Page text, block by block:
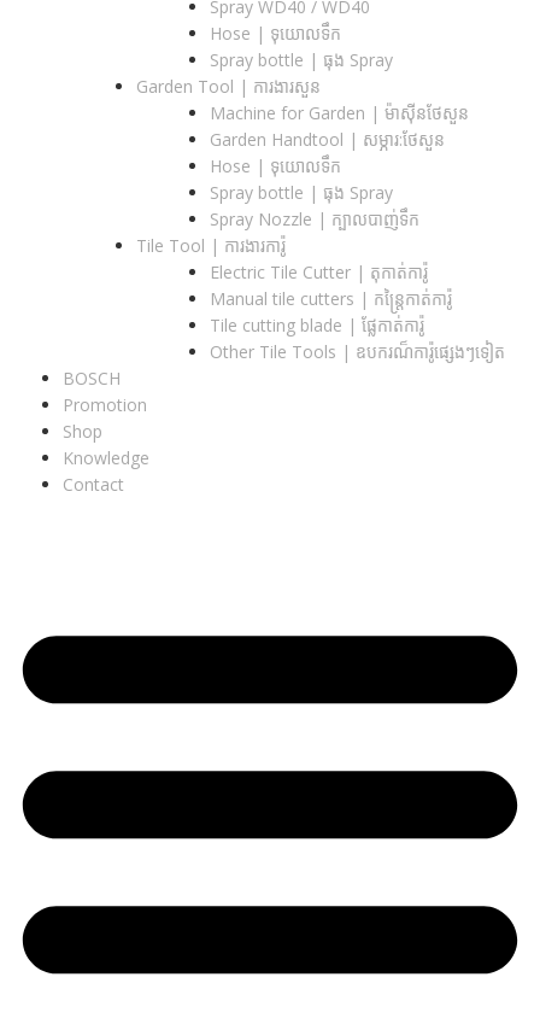
Spray WD40 / WD40
Hose | ទុយោលទឹក
Spray bottle | ធុង Spray
Garden Tool | ការងារសួន
Machine for Garden | ម៉ាស៊ីនថែសួន
Garden Handtool | សម្ភារ:ថែសួន
Hose | ទុយោលទឹក
Spray bottle | ធុង Spray
Spray Nozzle | ក្បាលបាញ់ទឹក
Tile Tool | ការងារការ៉ូ
Electric Tile Cutter | តុកាត់ការ៉ូ
Manual tile cutters | កន្ត្រៃកាត់ការ៉ូ
Tile cutting blade | ផ្លែកាត់ការ៉ូ
Other Tile Tools | ឧបករណ៏ការ៉ូផ្សេងៗទៀត
BOSCH
Promotion
Shop
Knowledge
Contact